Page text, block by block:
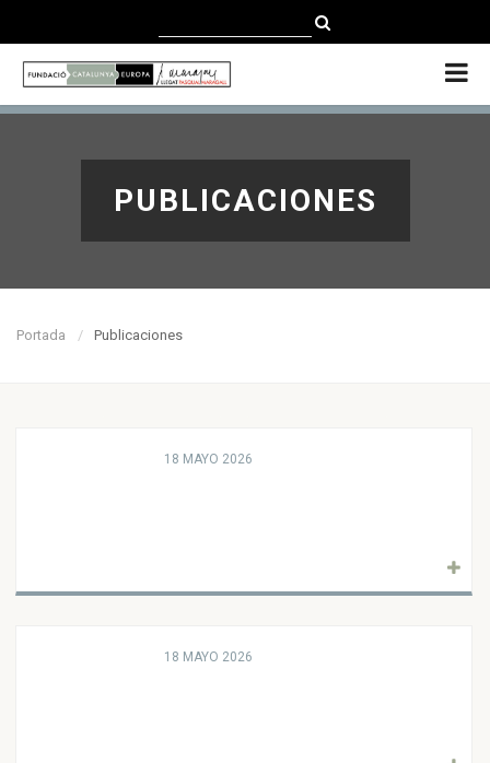
ENGLISH
PUBLICACIONES
Portada Publicaciones
18 MAYO 2026
18 MAYO 2026